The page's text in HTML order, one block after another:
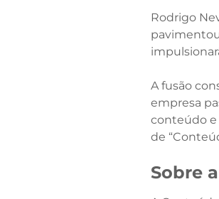
Rodrigo
A fusão
empresa
conteúdo e
de
Sobre